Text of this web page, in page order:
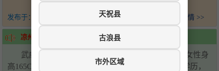
天祝县
古浪县
市外区域
发布于： 查看详情 >>
凉州区-武威金都国际大酒店招聘
武威金都国际大酒店招聘前台收银若干名，要求女性身
高165CM以上、25-35岁、形象气质佳、专科及以上学历，